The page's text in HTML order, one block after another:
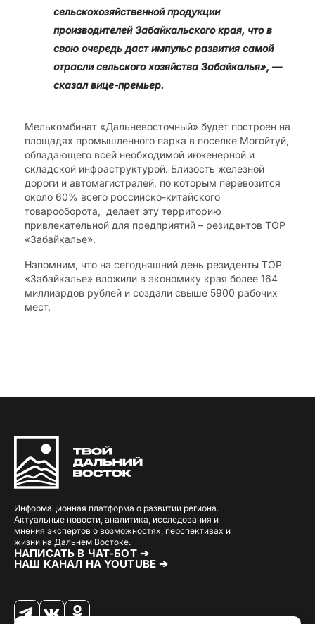
сельскохозяйственной продукции
производителей Забайкальского края, что в
свою очередь дастимпульс развития самой
отрасли сельского хозяйства Забайкалья», —
сказал вице-премьер.
Мелькомбинат «Дальневосточный» будет построен на
площадях промышленного парка в поселке Могойтуй,
обладающего всей необходимой инженерной и
складской инфраструктурой. Близость железной
дороги и автомагистралей, по которым перевозится
около 60% всего российско-китайского
товарооборота, ​ делает эту территорию
привлекательной для предприятий – резидентов ТОР
«Забайкалье».
​Напомним, что на сегодняшний день резиденты ТОР
«Забайкалье» вложили в экономику края более 164
миллиардов рублей и создали свыше 5900 рабочих
мест.
Информационная платформа о развитии региона.
Актуальные новости, аналитика, исследования и
мнения экспертов о возможностях, перспективах и
жизни на Дальнем Востоке.
НАПИСАТЬ В ЧАТ-БОТ ➔
НАШ КАНАЛ НА YOUTUBE ➔